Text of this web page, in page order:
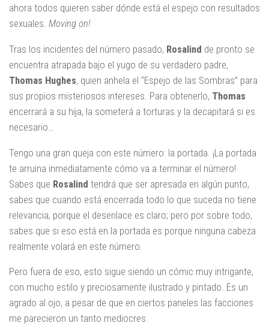
ahora todos quieren saber dónde está el espejo con resultados
sexuales. Moving on!
Tras los incidentes del número pasado, Rosalind de pronto se
encuentra atrapada bajo el yugo de su verdadero padre,
Thomas Hughes, quien anhela el “Espejo de las Sombras” para
sus propios misteriosos intereses. Para obtenerlo, Thomas
encerrará a su hija, la someterá a torturas y la decapitará si es
necesario…
Tengo una gran queja con este número: la portada. ¡La portada
te arruina inmediatamente cómo va a terminar el número!
Sabes que Rosalind tendrá que ser apresada en algún punto,
sabes que cuando está encerrada todo lo que suceda no tiene
relevancia, porque el desenlace es claro; pero por sobre todo,
sabes que si eso está en la portada es porque ninguna cabeza
realmente volará en este número.
Pero fuera de eso, esto sigue siendo un cómic muy intrigante,
con mucho estilo y preciosamente ilustrado y pintado. Es un
agrado al ojo, a pesar de que en ciertos paneles las facciones
me parecieron un tanto mediocres.